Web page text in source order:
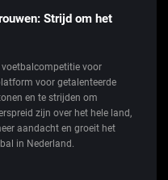
Strijd om het
voetbalcompetitie voor
voor getalenteerde
en te strijden om
zijn over het hele land,
aandacht en groeit het
in Nederland.